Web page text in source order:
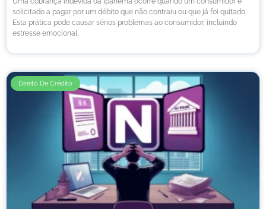
solicitado a pagar por um débito que não contraiu ou que já foi quitado.
Esta prática pode causar sérios problemas ao consumidor, incluindo
estresse emocional,
Direito De Crédito